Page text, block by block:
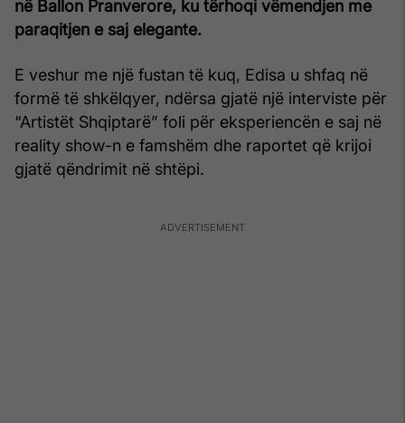
në Ballon Pranverore, ku tërhoqi vëmendjen me
paraqitjen e saj elegante.
E veshur me një fustan të kuq, Edisa u shfaq në
formë të shkëlqyer, ndërsa gjatë një interviste për
“Artistët Shqiptarë” foli për eksperiencën e saj në
reality show-n e famshëm dhe raportet që krijoi
gjatë qëndrimit në shtëpi.